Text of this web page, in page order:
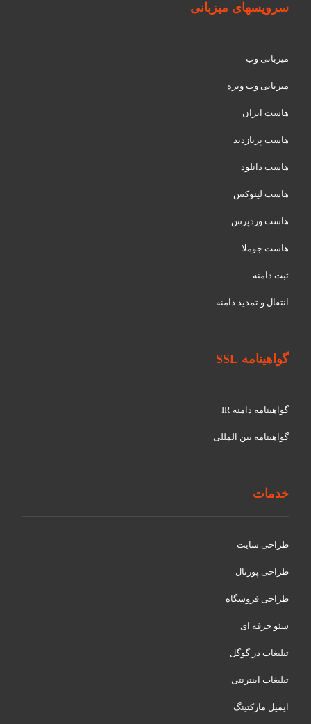
سرویسهای میزبانی
میزبانی وب
میزبانی وب ویژه
هاست ایران
هاست پربازدید
هاست دانلود
هاست لینوکس
هاست وردپرس
هاست جوملا
ثبت دامنه
انتقال و تمدید دامنه
گواهینامه SSL
گواهينامه دامنه IR
گواهينامه بین المللی
خدمات
طراحی سایت
طراحی پورتال
طراحی فروشگاه
سئو حرفه ای
تبلیغات در گوگل
تبلیغات اینترنتی
ایمیل مارکتینگ